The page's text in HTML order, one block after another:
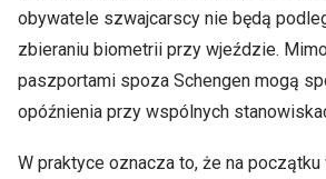
obywatele szwajcarscy nie będą
zbieraniu biometrii przy wjeździe.
paszportami spoza Schengen mogą
opóźnienia przy wspólnych
W praktyce oznacza to, że na początku